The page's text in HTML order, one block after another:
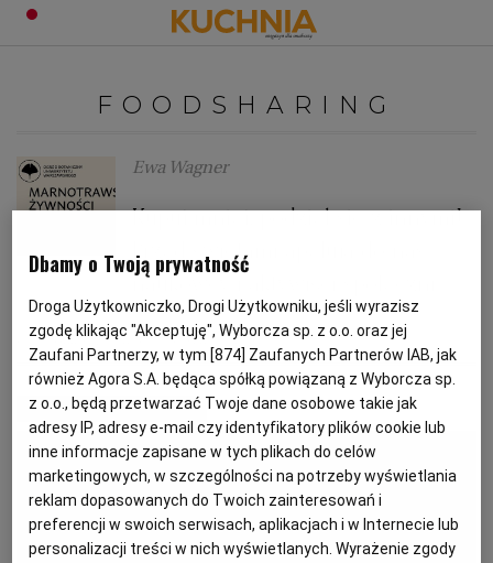
OBIADY
DESERY
ZUPY
CIASTA
NAPOJE
HALLOWEEN
BOŻE NARODZENIE
KARNAWAŁ
WIELKANOC
WALENTYNKI
DOMOWE PRZYJĘCIE
KUCHNIE ŚWIATA
KUCHNIA WŁOSKA
KUCHNIA BRYTYJSKA
KUCHNIA AFRYKAŃSKA
KUCHNIA JAPOŃSKA
KUCHNIA CHIŃSKA
DANIA SEZONOWE
PORADY
SZKOŁA GOTOWANIA
PORADY
ZAKUPY
ZDROWA DIETA
DIETA
FIT PRZEPISY
DO POCZYTANIA
PODRÓŻE KULINARNE
NASZE SERWISY
Zaloguj się
FOODSHARING
Ewa Wagner
Kupuj mniej, podziel się z innymi!
Przed świętami apelują do nas
naukowcy i aktywiści społeczni
FOODSHARING JADŁODZIELNIA ŻYWNOŚĆ
MATERIAŁ PROMOCYJNY
Dbamy o Twoją prywatność
Droga Użytkowniczko, Drogi Użytkowniku, jeśli wyrazisz
zgodę klikając "Akceptuję", Wyborcza sp. z o.o. oraz jej
Zaufani Partnerzy, w tym [874] Zaufanych Partnerów IAB, jak
również Agora S.A. będąca spółką powiązaną z Wyborcza sp.
z o.o., będą przetwarzać Twoje dane osobowe takie jak
adresy IP, adresy e-mail czy identyfikatory plików cookie lub
inne informacje zapisane w tych plikach do celów
marketingowych, w szczególności na potrzeby wyświetlania
reklam dopasowanych do Twoich zainteresowań i
preferencji w swoich serwisach, aplikacjach i w Internecie lub
personalizacji treści w nich wyświetlanych. Wyrażenie zgody